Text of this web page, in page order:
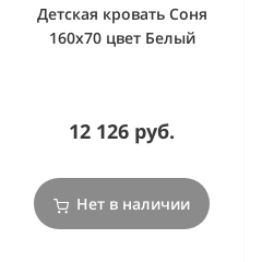
Детская кровать Соня
160x70 цвет Белый
12 126 руб.
Нет в наличии